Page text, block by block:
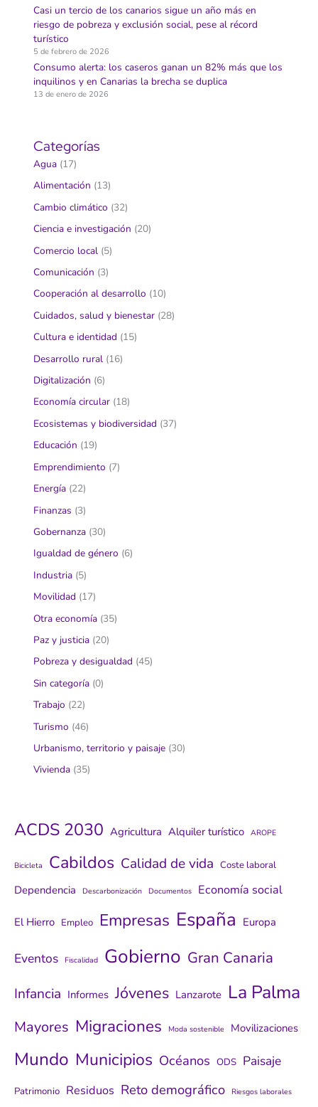
Casi un tercio de los canarios sigue un año más en
riesgo de pobreza y exclusión social, pese al récord
turístico
5 de febrero de 2026
Consumo alerta: los caseros ganan un 82% más que los
inquilinos y en Canarias la brecha se duplica
13 de enero de 2026
Categorías
Agua (17)
Alimentación (13)
Cambio climático (32)
Ciencia e investigación (20)
Comercio local (5)
Comunicación (3)
Cooperación al desarrollo (10)
Cuidados, salud y bienestar (28)
Cultura e identidad (15)
Desarrollo rural (16)
Digitalización (6)
Economía circular (18)
Ecosistemas y biodiversidad (37)
Educación (19)
Emprendimiento (7)
Energía (22)
Finanzas (3)
Gobernanza (30)
Igualdad de género (6)
Industria (5)
Movilidad (17)
Otra economía (35)
Paz y justicia (20)
Pobreza y desigualdad (45)
Sin categoría (0)
Trabajo (22)
Turismo (46)
Urbanismo, territorio y paisaje (30)
Vivienda (35)
ACDS 2030 Agricultura Alquiler turístico AROPE
Bicicleta Cabildos Calidad de vida Coste laboral
Dependencia Descarbonización Documentos Economía social
El Hierro Empleo Empresas España Europa
Eventos Fiscalidad Gobierno Gran Canaria
Infancia Informes Jóvenes Lanzarote La Palma
Mayores Migraciones Moda sostenible Movilizaciones
Mundo Municipios Océanos ODS Paisaje
Patrimonio Residuos Reto demográfico Riesgos laborales